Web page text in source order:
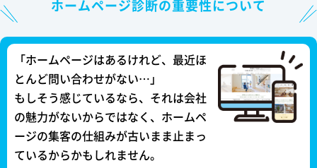
ホームページ診断の重要性について
「ホームページはあるけれど、最近ほ
とんど問い合わせがない…」
もしそう感じているなら、それは会社
の魅力がないからではなく、ホームペ
ージの集客の仕組みが古いまま止まっ
ているからかもしれません。